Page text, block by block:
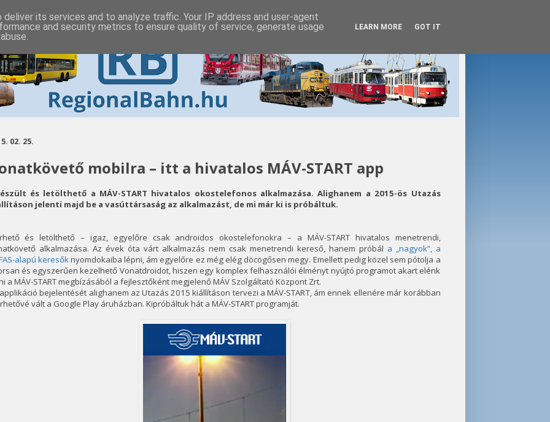
02. 25.
mobilra – itt a hivatalos MÁV-START app
és letölthető a MÁV-START hivatalos okostelefonos alkalmazása. Alighanem a 2015-ös Utazás
jelenti majd be a vasúttársaság az alkalmazást, de mi már ki is próbáltuk.
és letölthető – igaz, egyelőre csak androidos okostelefonokra – a MÁV-START hivatalos menetrendi,
alkalmazása. Az évek óta várt alkalmazás nem csak menetrendi kereső, hanem próbál a „nagyok”, a
alapú keresőknyomdokaiba lépni, ám egyelőre ez még elég döcögősen megy. Emellett pedig közel sem pótolja a
és egyszerűen kezelhető Vonatdroidot, hiszen egy komplex felhasználói élményt nyújtó programot akart elénk
a MÁV-START megbízásából a fejlesztőként megjelenő MÁV Szolgáltató Központ Zrt.
bejelentését alighanem az Utazás 2015 kiállításon tervezi a MÁV-START, ám ennek ellenére már korábban
vált a Google Play áruházban. Kipróbáltuk hát a MÁV-START programját.
its services and to analyze traffic. Your IP address and user-agent
and security metrics to ensure quality of service, generate usage
LEARN MORE GOT IT